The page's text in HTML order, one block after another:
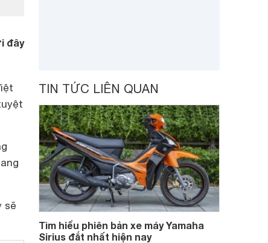
đây
sẽ
TIN TỨC LIÊN QUAN
Tìm hiểu phiên bản xe máy Yamaha
Sirius đắt nhất hiện nay